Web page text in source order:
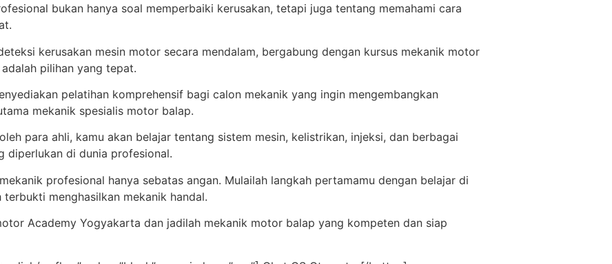
bukan hanya soal memperbaiki kerusakan, tetapi juga tentang memahami cara
kerusakan mesin motor secara mendalam, bergabung dengan kursus mekanik motor
pilihan yang tepat.
pelatihan komprehensif bagi calon mekanik yang ingin mengembangkan
mekanik spesialis motor balap.
para ahli, kamu akan belajar tentang sistem mesin, kelistrikan, injeksi, dan berbagai
diperlukan di dunia profesional.
profesional hanya sebatas angan. Mulailah langkah pertamamu dengan belajar di
menghasilkan mekanik handal.
Academy Yogyakarta dan jadilah mekanik motor balap yang kompeten dan siap